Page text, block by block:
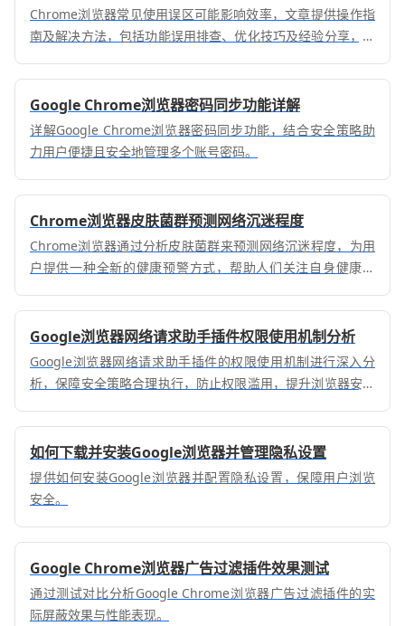
Chrome浏览器常见使用误区可能影响效率，文章提供操作指
南及解决方法，包括功能误用排查、优化技巧及经验分享，帮
Google Chrome浏览器密码同步功能详解
详解Google Chrome浏览器密码同步功能，结合安全策略助
力用户便捷且安全地管理多个账号密码。
Chrome浏览器皮肤菌群预测网络沉迷程度
Chrome浏览器通过分析皮肤菌群来预测网络沉迷程度，为用
户提供一种全新的健康预警方式，帮助人们关注自身健康状
Google浏览器网络请求助手插件权限使用机制分析
Google浏览器网络请求助手插件的权限使用机制进行深入分
析，保障安全策略合理执行，防止权限滥用，提升浏览器安全
如何下载并安装Google浏览器并管理隐私设置
提供如何安装Google浏览器并配置隐私设置，保障用户浏览
安全。
Google Chrome浏览器广告过滤插件效果测试
通过测试对比分析Google Chrome浏览器广告过滤插件的实
际屏蔽效果与性能表现。